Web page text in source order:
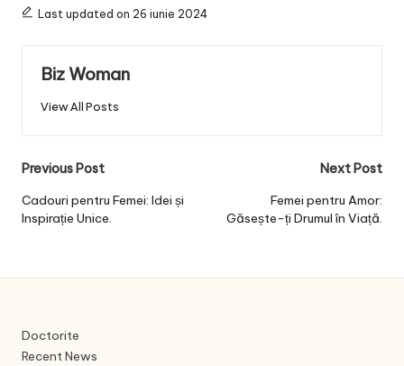
Last updated on 26 iunie 2024
Biz Woman
View All Posts
Post
navigation
Previous Post
Cadouri pentru Femei: Idei și
Inspirație Unice.
Next Post
Femei pentru Amor:
Găsește-ți Drumul în Viață.
Doctorite
Recent News